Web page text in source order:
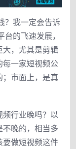
？我一定会告诉
的飞速发展，
，尤其是剪辑
一家短视频公
市面上，是真
行业晚吗？以
晚的，相当多
要做短视频这件